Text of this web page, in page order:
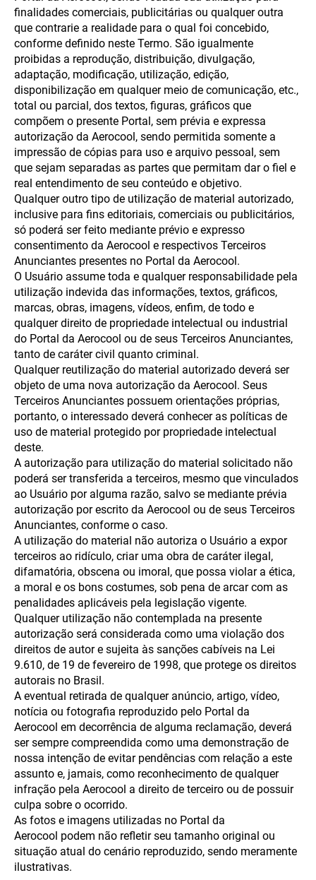
finalidades comerciais, publicitárias ou qualquer outra
que contrarie a realidade para o qual foi concebido,
conforme definido neste Termo. São igualmente
proibidas a reprodução, distribuição, divulgação,
adaptação, modificação, utilização, edição,
disponibilização em qualquer meio de comunicação, etc.,
total ou parcial, dos textos, figuras, gráficos que
compõem o presente Portal, sem prévia e expressa
autorização da Aerocool, sendo permitida somente a
impressão de cópias para uso e arquivo pessoal, sem
que sejam separadas as partes que permitam dar o fiel e
real entendimento de seu conteúdo e objetivo.
Qualquer outro tipo de utilização de material autorizado,
inclusive para fins editoriais, comerciais ou publicitários,
só poderá ser feito mediante prévio e expresso
consentimento da Aerocool e respectivos Terceiros
Anunciantes presentes no Portal da Aerocool.
O Usuário assume toda e qualquer responsabilidade pela
utilização indevida das informações, textos, gráficos,
marcas, obras, imagens, vídeos, enfim, de todo e
qualquer direito de propriedade intelectual ou industrial
do Portal da Aerocool ou de seus Terceiros Anunciantes,
tanto de caráter civil quanto criminal.
Qualquer reutilização do material autorizado deverá ser
objeto de uma nova autorização da Aerocool. Seus
Terceiros Anunciantes possuem orientações próprias,
portanto, o interessado deverá conhecer as políticas de
uso de material protegido por propriedade intelectual
deste.
A autorização para utilização do material solicitado não
poderá ser transferida a terceiros, mesmo que vinculados
ao Usuário por alguma razão, salvo se mediante prévia
autorização por escrito da Aerocool ou de seus Terceiros
Anunciantes, conforme o caso.
A utilização do material não autoriza o Usuário a expor
terceiros ao ridículo, criar uma obra de caráter ilegal,
difamatória, obscena ou imoral, que possa violar a ética,
a moral e os bons costumes, sob pena de arcar com as
penalidades aplicáveis pela legislação vigente.
Qualquer utilização não contemplada na presente
autorização será considerada como uma violação dos
direitos de autor e sujeita às sanções cabíveis na Lei
9.610, de 19 de fevereiro de 1998, que protege os direitos
autorais no Brasil.
A eventual retirada de qualquer anúncio, artigo, vídeo,
notícia ou fotografia reproduzido pelo Portal da
Aerocool em decorrência de alguma reclamação, deverá
ser sempre compreendida como uma demonstração de
nossa intenção de evitar pendências com relação a este
assunto e, jamais, como reconhecimento de qualquer
infração pela Aerocool a direito de terceiro ou de possuir
culpa sobre o ocorrido.
As fotos e imagens utilizadas no Portal da
Aerocool podem não refletir seu tamanho original ou
situação atual do cenário reproduzido, sendo meramente
ilustrativas.